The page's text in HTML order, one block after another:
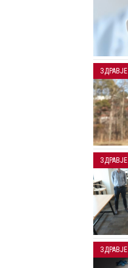
ЗДРАВЈЕ
ЗДРАВЈЕ
ЗДРАВЈЕ